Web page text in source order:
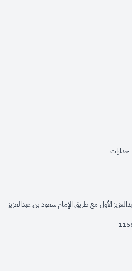
opens
opens
opens in
opens in
جداراتopens in new window
الأول مع طريق الإمام سعود بن عبدالعزيز